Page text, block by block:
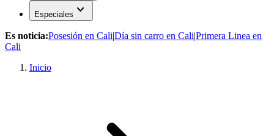
Especiales expand_more
Es noticia:Posesión en Cali|Día sin carro en Cali|Primera Linea en
Cali
Inicio